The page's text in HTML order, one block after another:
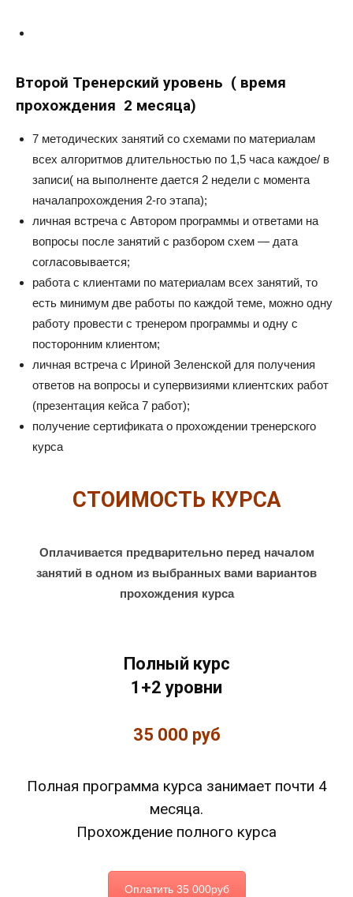
Второй Тренерский уровень ( время
прохождения 2 месяца)
7 методических занятий со схемами по материалам
всех алгоритмов длительностью по 1,5 часа каждое/ в
записи( на выполненте дается 2 недели с момента
началапрохождения 2-го этапа);
личная встреча с Автором программы и ответами на
вопросы после занятий с разбором схем — дата
согласовывается;
работа с клиентами по материалам всех занятий, то
есть минимум две работы по каждой теме, можно одну
работу провести с тренером программы и одну с
посторонним клиентом;
личная встреча с Ириной Зеленской для получения
ответов на вопросы и супервизиями клиентских работ
(презентация кейса 7 работ);
получение сертификата о прохождении тренерского
курса
СТОИМОСТЬ КУРСА
Оплачивается предварительно перед началом
занятий в одном из выбранных вами вариантов
прохождения курса
Полный курс
1+2 уровни
35 000 руб
Полная программа курса занимает почти 4
месяца.
Прохождение полного курса
Оплатить 35 000руб